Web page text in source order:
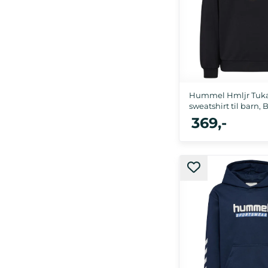
Hummel Hmljr
sweatshirt til barn,
104, 110/116, 122/128,
158/164
369,-